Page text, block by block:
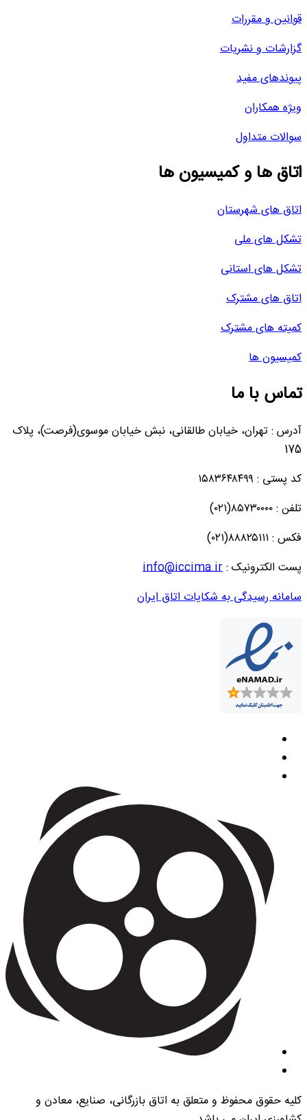
قوانین و مقررات
گزارشات و نشریات
پیوندهای مفید
ویژه همکاران
سوالات متداول
اتاق ها و کمیسیون ها
اتاق های شهرستان
تشکل های ملی
تشکل های استانی
اتاق های مشترک
کمیته های مشترک
کمیسیون ها
تماس با ما
آدرس : تهران، خیابان طالقانی، نبش خیابان موسوی(فرصت)، پلاک
175
کد پستی : ۱۵۸۳۶۴۸۴۹۹
تلفن : ۸۵۷۳۰۰۰۰(۰۲۱)
فکس : ۸۸۸۲۵۱۱۱(۰۲۱)
پست الکترونیک :info@iccima.ir
سامانه رسیدگی به شکایات اتاق ایران
کلیه حقوق محفوظ و متعلق به اتاق بازرگانی، صنایع، معادن و